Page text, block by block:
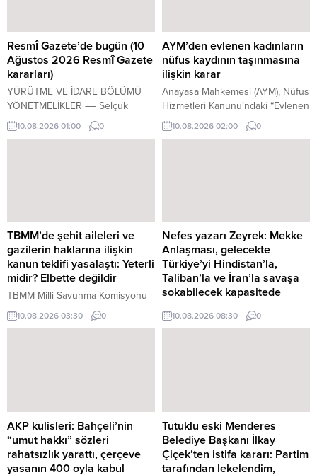
Resmî Gazete’de bugün (10
Ağustos 2026 Resmî Gazete
kararları)
YÜRÜTME VE İDARE BÖLÜMÜ
YÖNETMELİKLER –– Selçuk
Üniversitesi Nükleer Malzemeler
Uygulama ve Araştırma Merkezi
10.08.2026 01:00 0
AYM’den evlenen kadınların
nüfus kaydının taşınmasına
ilişkin karar
Anayasa Mahkemesi (AYM), Nüfus
Hizmetleri Kanunu’ndaki “Evlenen
kadının kaydı kocasının hanesine
taşınır” hükmünün Anayasa’ya
10.08.2026 02:00 0
TBMM’de şehit aileleri ve
gazilerin haklarına ilişkin
kanun teklifi yasalaştı: Yeterli
midir? Elbette değildir
TBMM Milli Savunma Komisyonu
Başkanı Hulusi Akar, şehit ve gazi
haklarına ilişkin kanun teklifinin
10.08.2026 03:30 0
Nefes yazarı Zeyrek: Mekke
Anlaşması, gelecekte
Türkiye’yi Hindistan’la,
Taliban’la ve İran’la savaşa
sokabilecek kapasitede
Nefes yazarı Deniz Zeyrek,
Türkiye, Suudi Arabistan ve
İran’la savaşa ...
10.08.2026 08:30 0
AKP kulisleri: Bahçeli’nin
“umut hakkı” sözleri
rahatsızlık yarattı, çerçeve
yasanın 400 oyla kabul
Tutuklu eski Menderes
Belediye Başkanı İlkay
Çiçek’ten istifa kararı: Partim
tarafından lekelendim,